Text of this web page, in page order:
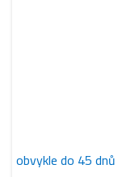
obvykle do 45 dnů